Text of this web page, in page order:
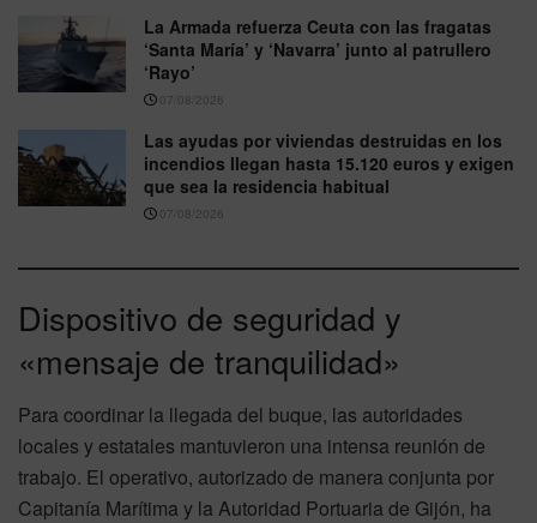
La Armada refuerza Ceuta con las fragatas
‘Santa María’ y ‘Navarra’ junto al patrullero
‘Rayo’
07/08/2026
Las ayudas por viviendas destruidas en los
incendios llegan hasta 15.120 euros y exigen
que sea la residencia habitual
07/08/2026
Dispositivo de seguridad y
«mensaje de tranquilidad»
Para coordinar la llegada del buque, las autoridades
locales y estatales mantuvieron una intensa reunión de
trabajo. El operativo, autorizado de manera conjunta por
Capitanía Marítima y la Autoridad Portuaria de Gijón, ha